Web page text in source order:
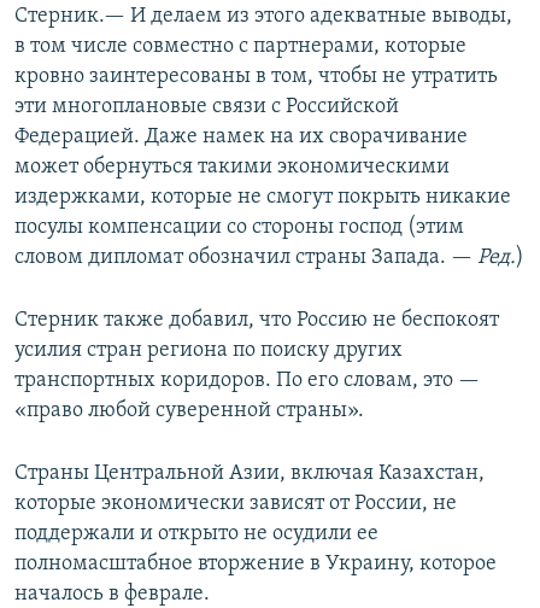
Стерник.— И делаем из этого адекватные выводы,
в том числе совместно с партнерами, которые
кровно заинтересованы в том, чтобы не утратить
эти многоплановые связи с Российской
Федерацией. Даже намек на их сворачивание
может обернуться такими экономическими
издержками, которые не смогут покрыть никакие
посулы компенсации со стороны господ (этим
словом дипломат обозначил страны Запада. — Ред.)
Стерник также добавил, что Россию не беспокоят
усилия стран региона по поиску других
транспортных коридоров. По его словам, это —
«право любой суверенной страны».
Страны Центральной Азии, включая Казахстан,
которые экономически зависят от России, не
поддержали и открыто не осудили ее
полномасштабное вторжение в Украину, которое
началось в феврале.